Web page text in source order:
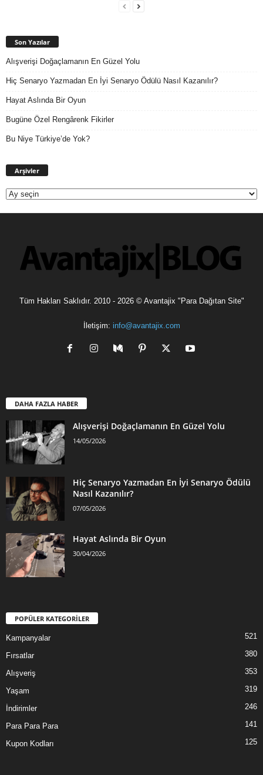
Son Yazılar
Alışverişi Doğaçlamanın En Güzel Yolu
Hiç Senaryo Yazmadan En İyi Senaryo Ödülü Nasıl Kazanılır?
Hayat Aslında Bir Oyun
Bugüne Özel Rengârenk Fikirler
Bu Niye Türkiye’de Yok?
Arşivler
Tüm Hakları Saklıdır. 2010 - 2026 © Avantajix "Para Dağıtan Site"
İletişim: info@avantajix.com
DAHA FAZLA HABER
Alışverişi Doğaçlamanın En Güzel Yolu
14/05/2026
Hiç Senaryo Yazmadan En İyi Senaryo Ödülü
Nasıl Kazanılır?
07/05/2026
Hayat Aslında Bir Oyun
30/04/2026
POPÜLER KATEGORİLER
Kampanyalar 521
Fırsatlar 380
Alışveriş 353
Yaşam 319
İndirimler 246
Para Para Para 141
Kupon Kodları 125